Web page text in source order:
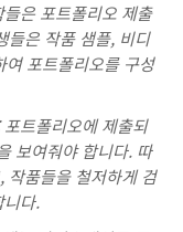
은 포트폴리오 제출
들은 작품 샘플, 비디
포트폴리오를 구성
트폴리오에 제출되
보여줘야 합니다. 따
작품들을 철저하게 검
니다.